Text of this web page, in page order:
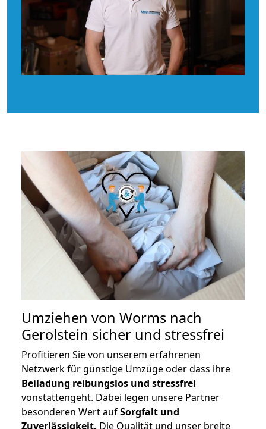
Umziehen von Worms nach
Gerolstein sicher und stressfrei
Profitieren Sie von unserem erfahrenen
Netzwerk für günstige Umzüge oder dass ihre
Beiladung reibungslos und stressfrei
vonstattengeht. Dabei legen unsere Partner
besonderen Wert aufSorgfalt und
Zuverlässigkeit. Die Qualität und unser breite